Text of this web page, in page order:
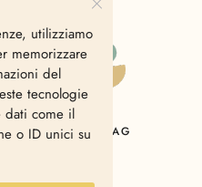
CONTATTI MAG
utilizziamo
memorizzare
del
tecnologie
dati come il
o ID unici su